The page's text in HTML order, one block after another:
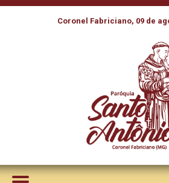
Coronel Fabriciano, 09 de